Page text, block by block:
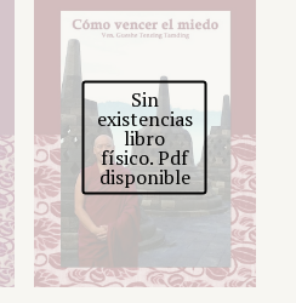
Sin
existencias
libro
físico. Pdf
disponible